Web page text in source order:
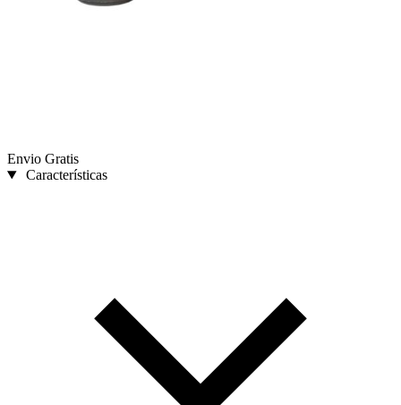
Envio Gratis
Características